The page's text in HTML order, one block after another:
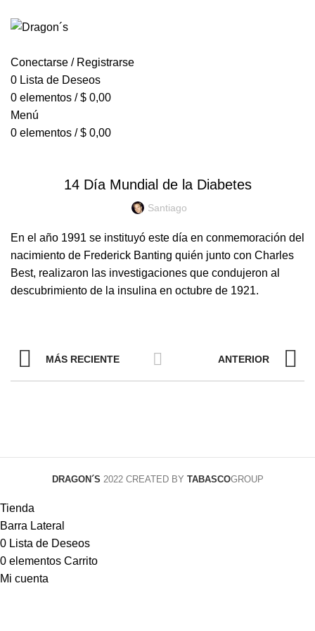
Conectarse / Registrarse
0 Lista de Deseos
0 elementos / $ 0,00
Menú
0 elementos / $ 0,00
14 Día Mundial de la Diabetes
Santiago
En el año 1991 se instituyó este día en conmemoración del
nacimiento de Frederick Banting quién junto con Charles
Best, realizaron las investigaciones que condujeron al
descubrimiento de la insulina en octubre de 1921.
MÁS RECIENTE ANTERIOR
DRAGON´S 2022 CREATED BY TABASCOGROUP
Tienda
Barra Lateral
0 Lista de Deseos
0 elementos Carrito
Mi cuenta